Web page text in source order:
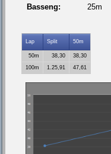
Basseng:
25m
Lap Split 50m
50m 38,30
38,30
100m
1.25,91 47,61